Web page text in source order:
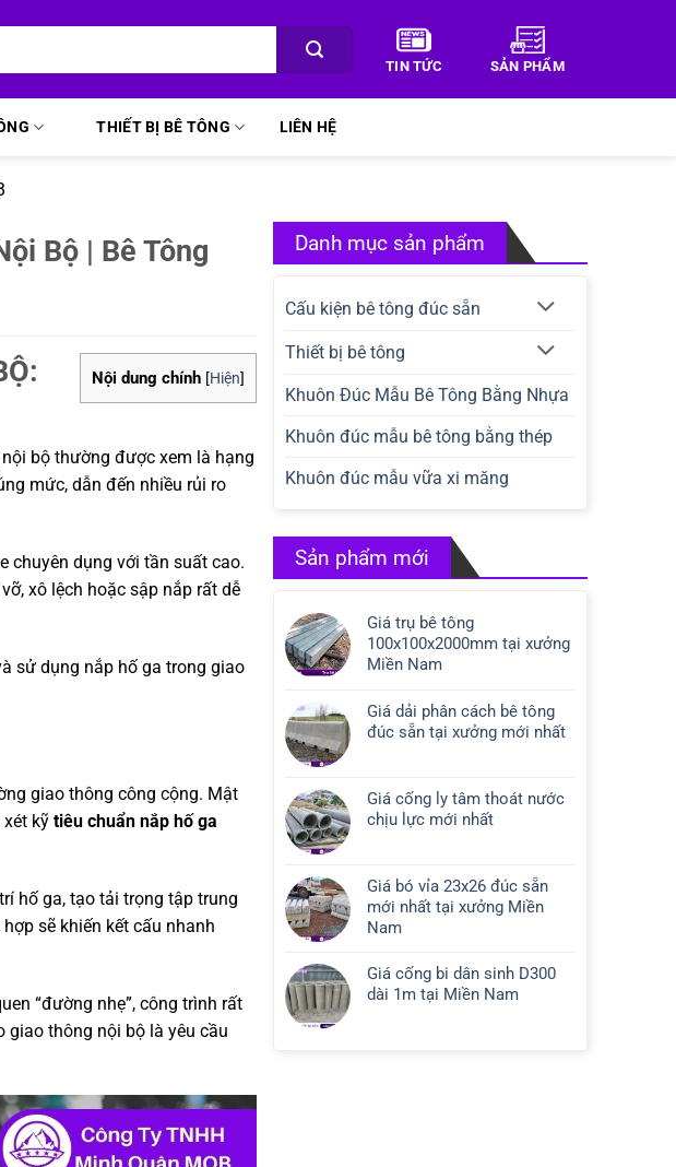
TIN TỨC SẢN PHẨM
THIẾT BỊ BÊ TÔNG LIÊN HỆ
Bộ | Bê Tông
Nội dung chính [Hiện]
bộ thường được xem là hạng
mức, dẫn đến nhiều rủi ro
chuyên dụng với tần suất cao.
xô lệch hoặc sập nắp rất dễ
sử dụng nắp hố ga trong giao
giao thông công cộng. Mật
kỹ tiêu chuẩn nắp hố ga
hố ga, tạo tải trọng tập trung
sẽ khiến kết cấu nhanh
“đường nhẹ”, công trình rất
giao thông nội bộ là yêu cầu
Danh mục sản phẩm
Cấu kiện bê tông đúc sẵn
Thiết bị bê tông
Khuôn Đúc Mẫu Bê Tông Bằng Nhựa
Khuôn đúc mẫu bê tông bằng thép
Khuôn đúc mẫu vữa xi măng
Sản phẩm mới
Giá trụ bê tông
100x100x2000mm tại xưởng
Miền Nam
Giá dải phân cách bê tông
đúc sẵn tại xưởng mới nhất
Giá cống ly tâm thoát nước
chịu lực mới nhất
Giá bó vỉa 23x26 đúc sẵn
mới nhất tại xưởng Miền
Nam
Giá cống bi dân sinh D300
dài 1m tại Miền Nam